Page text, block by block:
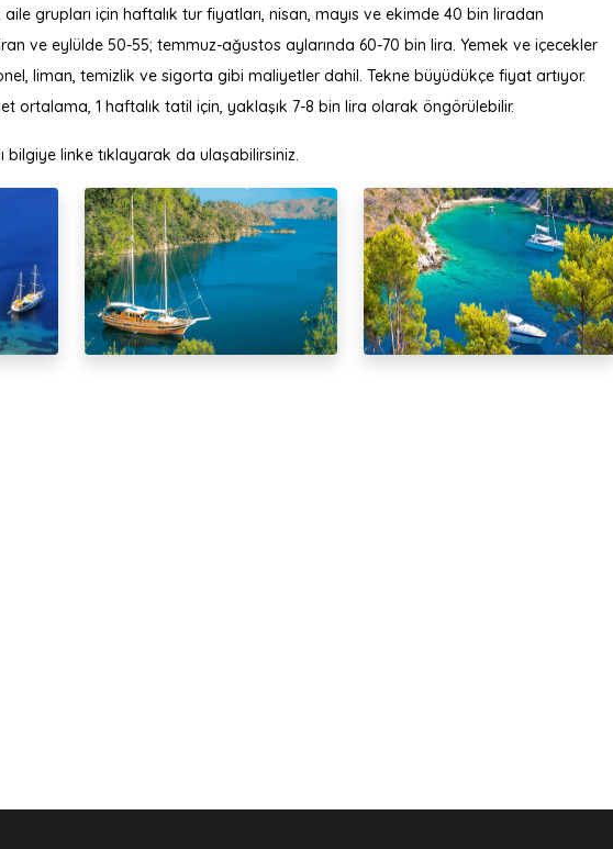
grupları için haftalık tur fiyatları, nisan, mayıs ve ekimde 40 bin liradan
ve eylülde 50-55; temmuz-ağustos aylarında 60-70 bin lira. Yemek ve içecekler
liman, temizlik ve sigorta gibi maliyetler dahil. Tekne büyüdükçe fiyat artıyor.
ortalama, 1 haftalık tatil için, yaklaşık 7-8 bin lira olarak öngörülebilir.
bilgiye linke tıklayarak da ulaşabilirsiniz.